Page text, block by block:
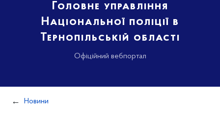
Головне управління
Національної поліції в
Тернопільській області
Офіційний вебпортал
Новини